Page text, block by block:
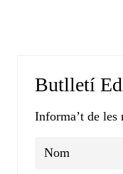
Butlletí
Informa’t de les